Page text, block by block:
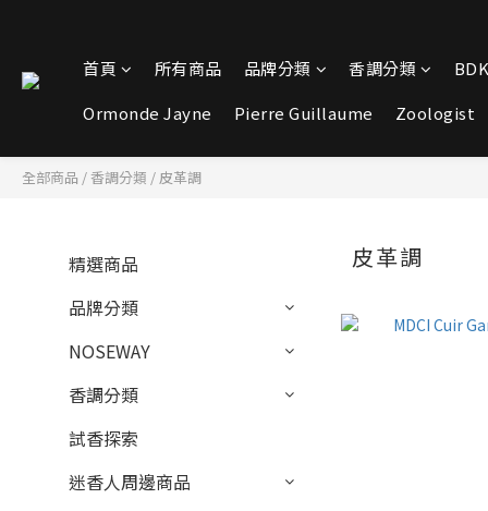
首頁 所有商品 品牌分類 香調分類
Ormonde Jayne
Pierre Guillaume Zoologist
全部商品 / 香調分類 / 皮革調
精選商品
品牌分類
NOSEWAY
香調分類
試香探索
迷香人周邊商品
皮革調